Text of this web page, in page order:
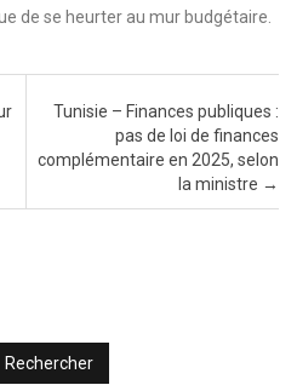
de se heurter au mur budgétaire.
Tunisie – Finances publiques :
pas de loi de finances
complémentaire en 2025, selon
la ministre →